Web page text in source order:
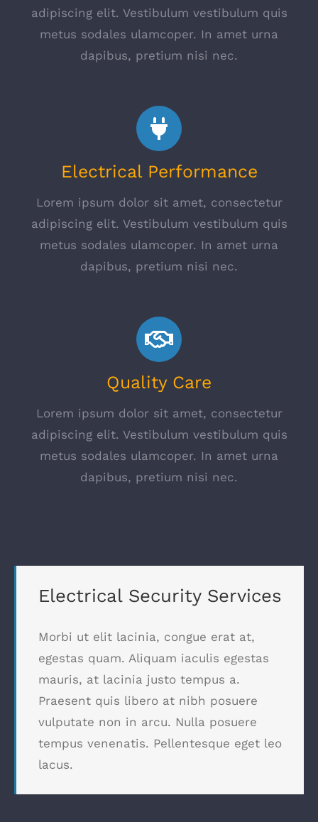
adipiscing elit. Vestibulum vestibulum quis
metus sodales ulamcoper. In amet urna
dapibus, pretium nisi nec.
Electrical Performance
Lorem ipsum dolor sit amet, consectetur
adipiscing elit. Vestibulum vestibulum quis
metus sodales ulamcoper. In amet urna
dapibus, pretium nisi nec.
Quality Care
Lorem ipsum dolor sit amet, consectetur
adipiscing elit. Vestibulum vestibulum quis
metus sodales ulamcoper. In amet urna
dapibus, pretium nisi nec.
Electrical Security Services
Morbi ut elit lacinia, congue erat at,
egestas quam. Aliquam iaculis egestas
mauris, at lacinia justo tempus a.
Praesent quis libero at nibh posuere
vulputate non in arcu. Nulla posuere
tempus venenatis. Pellentesque eget leo
lacus.